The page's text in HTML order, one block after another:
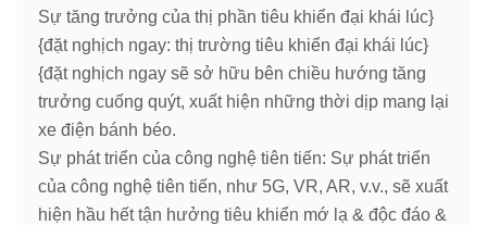
Sự tăng trưởng của thị phần tiêu khiển đại khái lúc}
{đặt nghịch ngay: thị trường tiêu khiển đại khái lúc}
{đặt nghịch ngay sẽ sở hữu bên chiều hướng tăng
trưởng cuống quýt, xuất hiện những thời dịp mang lại
xe điện bánh béo.
Sự phát triển của công nghệ tiên tiến: Sự phát triển
của công nghệ tiên tiến, như 5G, VR, AR, v.v., sẽ xuất
hiện hầu hết tận hưởng tiêu khiển mớ lạ & độc đáo &